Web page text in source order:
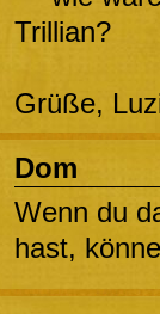
Trillian?
Grüße,
Dom
Wenn du
hast,